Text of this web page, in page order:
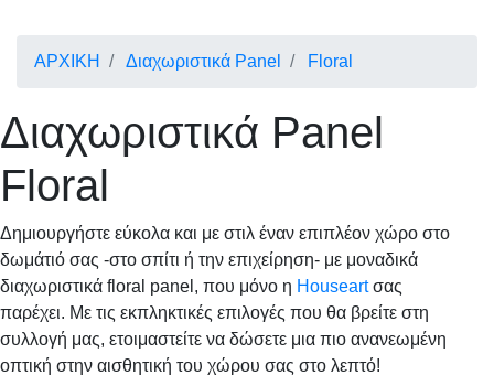
ΑΡΧΙΚΗ Διαχωριστικά Panel Floral
Διαχωριστικά Panel
Floral
Δημιουργήστε εύκολα και με στιλ έναν επιπλέον χώρο στο
δωμάτιό σας -στο σπίτι ή την επιχείρηση- με μοναδικά
διαχωριστικά floral panel, που μόνο η Houseartσας
παρέχει. Με τις εκπληκτικές επιλογές που θα βρείτε στη
συλλογή μας, ετοιμαστείτε να δώσετε μια πιο ανανεωμένη
οπτική στην αισθητική του χώρου σας στο λεπτό!